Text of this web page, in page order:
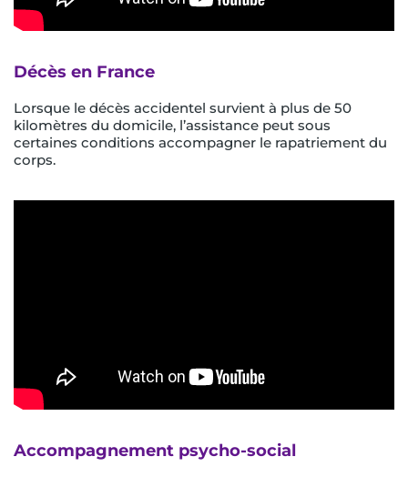
Décès en France
Lorsque le décès accidentel survient à plus de 50
kilomètres du domicile, l’assistance peut sous
certaines conditions accompagner le rapatriement du
corps.
Accompagnement psycho-social